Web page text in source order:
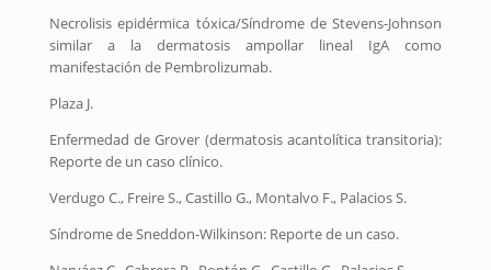
Necrolisis epidérmica tóxica/Síndrome de Stevens-Johnson
similar a la dermatosis ampollar lineal IgA como
manifestación de Pembrolizumab.
Plaza J.
Enfermedad de Grover (dermatosis acantolítica transitoria):
Reporte de un caso clínico.
Verdugo C., Freire S., Castillo G., Montalvo F., Palacios S.
Síndrome de Sneddon-Wilkinson: Reporte de un caso.